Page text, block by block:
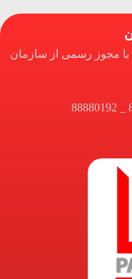
با مجوز رسمی از سازمان